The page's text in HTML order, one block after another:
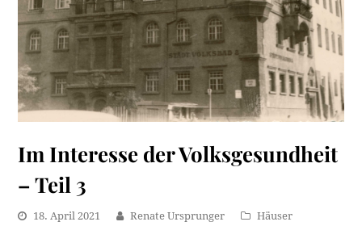
Im Interesse der Volksgesundheit
– Teil 3
18. April 2021 Renate Ursprunger Häuser